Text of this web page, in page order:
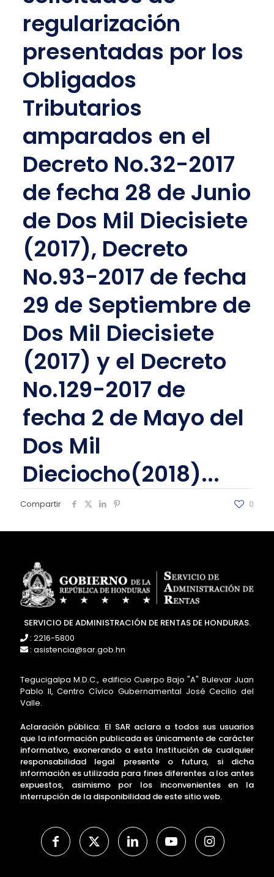
regularización
presentadas por los
Obligados
Tributarios
amparados en el
Decreto No.32-2017
de fecha 28 de Junio
de Dos Mil Diecisiete
(2017), Decreto
No.93-2017 de fecha
29 de Septiembre de
Dos Mil Diecisiete
(2017) y el Decreto
No.129-2017 de
fecha 2 de Mayo del
Dos Mil
Dieciocho(2018)...
Compartir 0
SERVICIO DE ADMINISTRACIÓN DE RENTAS DE HONDURAS.
: 2216-5800
: asistencia@sar.gob.hn
Tegucigalpa M.D.C., edificio Cuerpo Bajo "A" Bulevar Juan
Pablo II, Centro Cívico Gubernamental José Cecilio del
Valle.
Aclaración pública: El SAR aclara a todos sus usuarios
que la información publicada es únicamente de carácter
informativo, exonerando a esta Institución de cualquier
responsabilidad legal presente o futura, si dicha
información es utilizada para fines diferentes a los antes
expuestos, asimismo por los inconvenientes en la
interrupción de la disponibilidad de este sitio web.